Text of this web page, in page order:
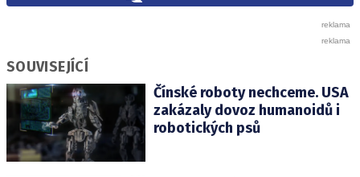
SOUVISEJÍCÍ
Čínské roboty nechceme. USA
zakázaly dovoz humanoidů i
robotických psů